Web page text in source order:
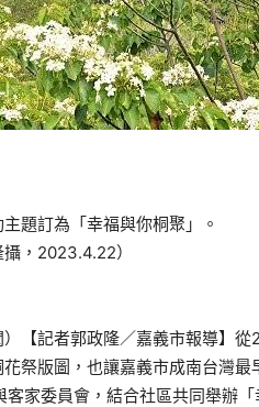
題訂為「幸福與你桐聚」。
攝，2023.4.22）
）【記者郭政隆／嘉義市報導】
祭版圖，也讓嘉義市成南台灣
家委員會，結合社區共同舉辦